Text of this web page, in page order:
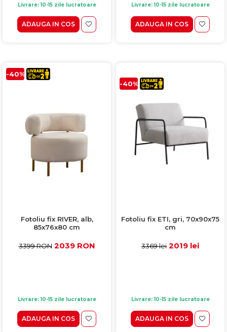
Livrare: 10-15 zile lucratoare
ADAUGA IN COS
Livrare: 10-15 zile lucratoare
ADAUGA IN COS
-40%
Fotoliu fix RIVER, alb,
85x76x80 cm
3399 RON 2039 RON
Livrare: 10-15 zile lucratoare
ADAUGA IN COS
-40%
Fotoliu fix ETI, gri, 70x90x75
cm
3369 lei 2019 lei
Livrare: 10-15 zile lucratoare
ADAUGA IN COS